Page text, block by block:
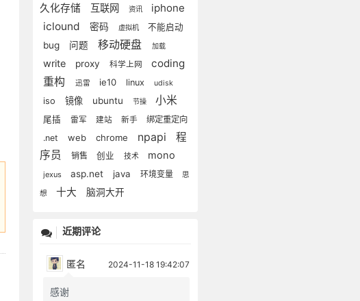
久化存储
互联网 资讯
iphone
iclound
密码 虚拟机 不能启动
bug 问题 移动硬盘 加载
write proxy 科学上网 coding
重构 迅雷 ie10 linux udisk
iso 镜像 ubuntu 节操 小米
尾插 雷军 建站 新手
绑定重定向
.net
web chrome npapi
程
序员
销售 创业 技术 mono
jexus asp.net java 环境变量 思
想 十大 脑洞大开
近期评论
匿名 2024-11-18 19:42:07
感谢